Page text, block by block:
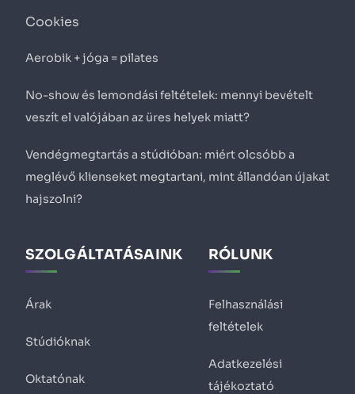
Cookies
Aerobik + jóga = pilates
No-show és lemondási feltételek: mennyi bevételt
veszít el valójában az üres helyek miatt?
Vendégmegtartás a stúdióban: miért olcsóbb a
meglévő klienseket megtartani, mint állandóan újakat
hajszolni?
SZOLGÁLTATÁSAINK
Árak
Stúdióknak
Oktatónak
RÓLUNK
Felhasználási
feltételek
Adatkezelési
tájékoztató